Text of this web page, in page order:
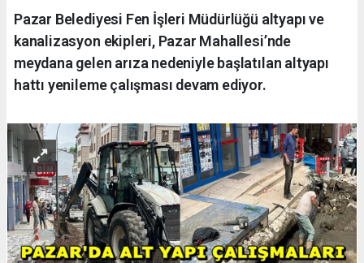
Pazar Belediyesi Fen İşleri Müdürlüğü altyapı ve
kanalizasyon ekipleri, Pazar Mahallesi’nde
meydana gelen arıza nedeniyle başlatılan altyapı
hattı yenileme çalışması devam ediyor.